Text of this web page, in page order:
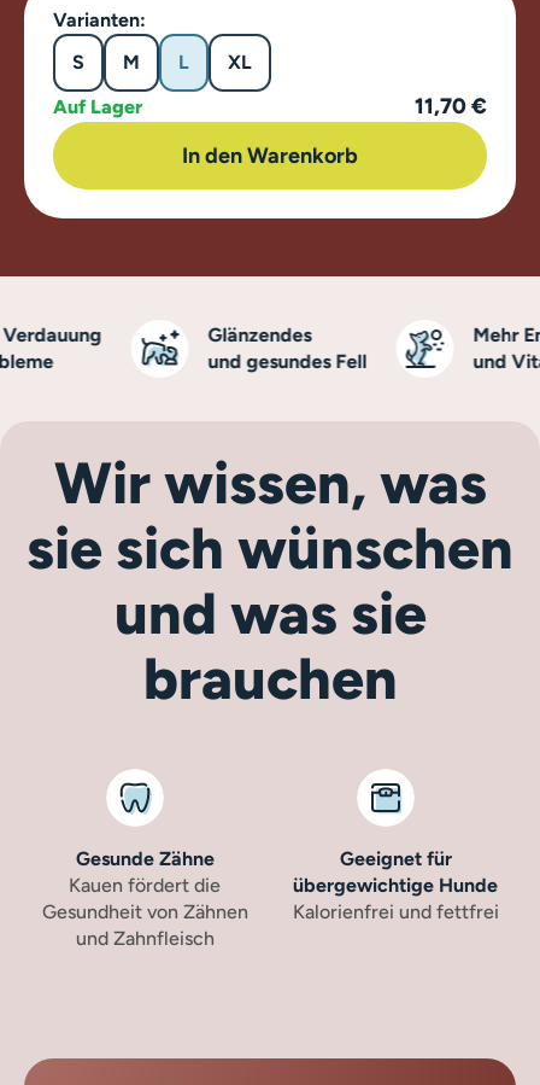
Varianten:
S
M L
XL
Auf Lager
11,70 €
In den Warenkorb
Glänzendes
und gesundes Fell
Mehr
und
Wir wissen, was
sie sich wünschen
und was sie
brauchen
Gesunde Zähne
Kauen fördert die
Gesundheit von Zähnen
und Zahnfleisch
Geeignet für
übergewichtige Hunde
Kalorienfrei und fettfrei